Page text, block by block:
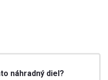
náhradný diel?